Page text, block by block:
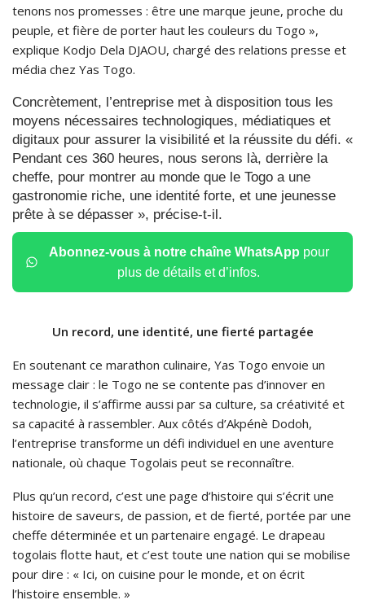
tenons nos promesses : être une marque jeune, proche du
peuple, et fière de porter haut les couleurs du Togo »,
explique Kodjo Dela DJAOU, chargé des relations presse et
média chez Yas Togo.
Concrètement, l’entreprise met à disposition tous les
moyens nécessaires technologiques, médiatiques et
digitaux pour assurer la visibilité et la réussite du défi. «
Pendant ces 360 heures, nous serons là, derrière la
cheffe, pour montrer au monde que le Togo a une
gastronomie riche, une identité forte, et une jeunesse
prête à se dépasser », précise-t-il.
Abonnez-vous à notre chaîne WhatsApp pour
plus de détails et d’infos.
Un record, une identité, une fierté partagée
En soutenant ce marathon culinaire, Yas Togo envoie un
message clair : le Togo ne se contente pas d’innover en
technologie, il s’affirme aussi par sa culture, sa créativité et
sa capacité à rassembler. Aux côtés d’Akpénè Dodoh,
l’entreprise transforme un défi individuel en une aventure
nationale, où chaque Togolais peut se reconnaître.
Plus qu’un record, c’est une page d’histoire qui s’écrit une
histoire de saveurs, de passion, et de fierté, portée par une
cheffe déterminée et un partenaire engagé. Le drapeau
togolais flotte haut, et c’est toute une nation qui se mobilise
pour dire : « Ici, on cuisine pour le monde, et on écrit
l’histoire ensemble. »